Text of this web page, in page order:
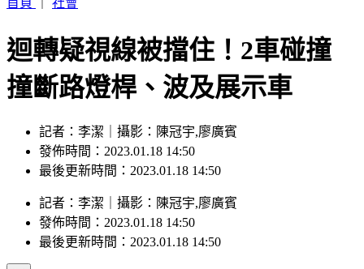
迴轉疑視線被擋住！2車碰撞
撞斷路燈桿、波及展示車
發佈時間：2023.01.18 14:50
最後更新時間：2023.01.18 14:50
發佈時間： 2023.01.18 14:50
最後更新時間：2023.01.18 14:50